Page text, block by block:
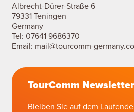
Albrecht-Dürer-Straße 6
79331 Teningen
Germany
Tel: 07641 9686370
Email: mail@tourcomm-
TourComm Newsletter
Bleiben Sie auf dem